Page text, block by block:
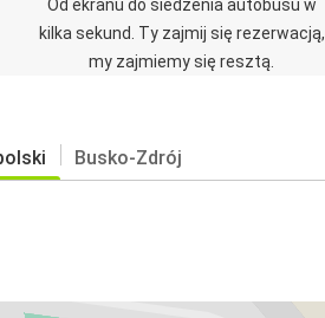
Od ekranu do siedzenia autobusu w
kilka sekund. Ty zajmij się rezerwacją,
my zajmiemy się resztą.
Busko-Zdrój